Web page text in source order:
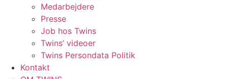
Medarbejdere
Presse
Job hos Twins
Twins’ videoer
Twins Persondata Politik
Kontakt